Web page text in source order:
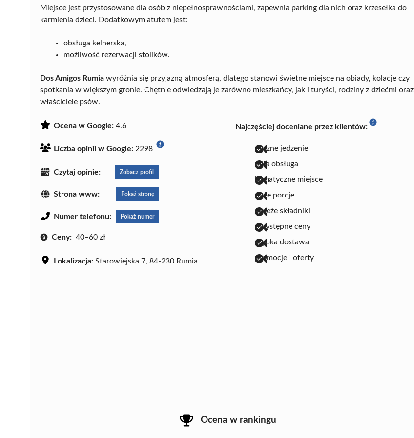
Miejsce jest przystosowane dla osób z niepełnosprawnościami, zapewnia parking dla nich oraz krzesełka do
karmienia dzieci. Dodatkowym atutem jest:
obsługa kelnerska,
możliwość rezerwacji stolików.
Dos Amigos Rumia wyróżnia się przyjazną atmosferą, dlatego stanowi świetne miejsce na obiady, kolacje czy
spotkania w większym gronie. Chętnie odwiedzają je zarówno mieszkańcy, jak i turyści, rodziny z dziećmi oraz
właściciele psów.
Ocena w Google: 4.6
Liczba opinii w Google: 2298
Czytaj opinie: Zobacz profil
Strona www: Pokaż stronę
Numer telefonu: Pokaż numer
Ceny: 40–60 zł
Lokalizacja: Starowiejska 7, 84-230 Rumia
Najczęściej doceniane przez klientów:
pyszne jedzenie
miła obsługa
klimatyczne miejsce
duże porcje
świeże składniki
przystępne ceny
szybka dostawa
promocje i oferty
Ocena w rankingu